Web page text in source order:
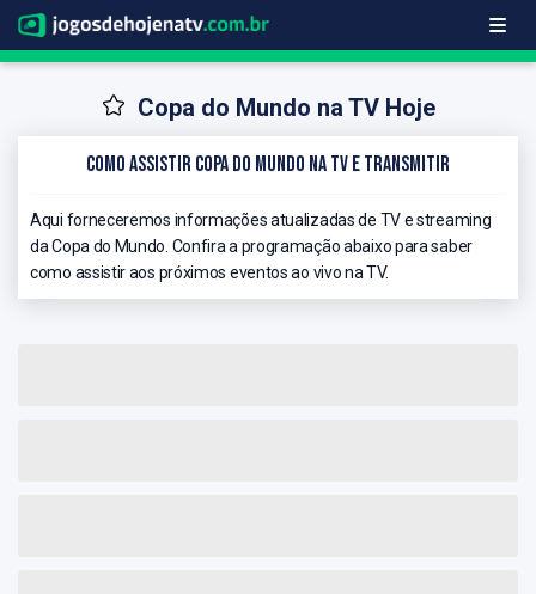
Copa do Mundo na TV Hoje
Como Assistir Copa do Mundo na TV e Transmitir
Aqui forneceremos informações atualizadas de TV e streaming
da Copa do Mundo. Confira a programação abaixo para saber
como assistir aos próximos eventos ao vivo na TV.